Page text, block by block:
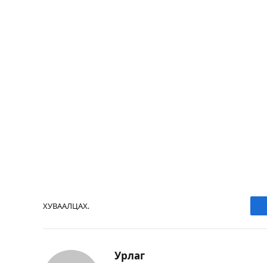
ХУВААЛЦАХ.
Урлаг